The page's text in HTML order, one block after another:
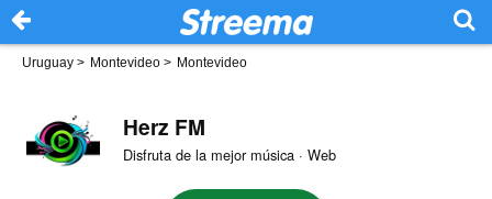
Uruguay > Montevideo > Montevideo
Herz FM
Disfruta de la mejor música · Web